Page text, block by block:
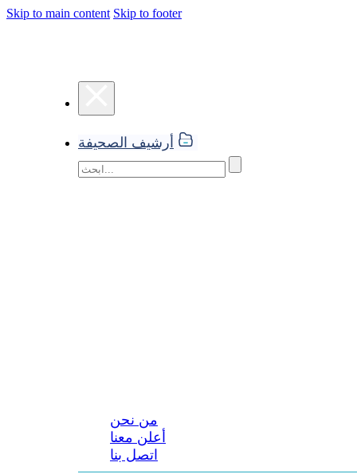
Skip to main content Skip to footer
أرشيف الصحيفة
من نحن
أعلن معنا
اتصل بنا